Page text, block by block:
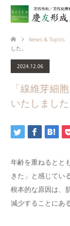
News & Topics
した。
2024.12.06
「線維芽細
いたしました
年齢を重ねるとと
きた」と感じてい
根本的な原因は、
減少することにあ